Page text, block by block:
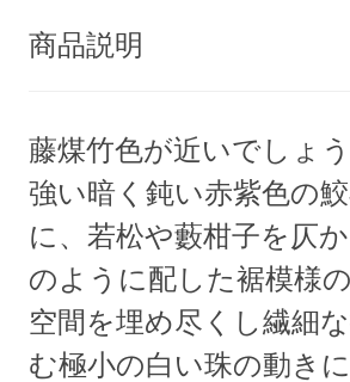
商品説明
藤煤竹色が近いでしょ
強い暗く鈍い赤紫色の
に、若松や藪柑子を仄
のように配した裾模様の
空間を埋め尽くし繊細
む極小の白い珠の動き